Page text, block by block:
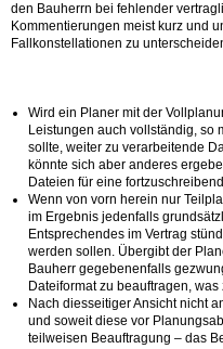
den Bauherrn bei fehlender
Kommentierungen meist kurz und
Fallkonstellationen zu
Wird ein Planer mit der
Leistungen auch vollständig, so
sollte, weiter zu verarbeitende
könnte sich aber anderes
Dateien für eine
Wenn von vorn herein nur
im Ergebnis jedenfalls
Entsprechendes im Vertrag
werden sollen. Übergibt der
Bauherr gegebenenfalls
Dateiformat zu beauftragen,
Nach diesseitiger Ansicht nicht
und soweit diese vor
teilweisen Beauftragung – das